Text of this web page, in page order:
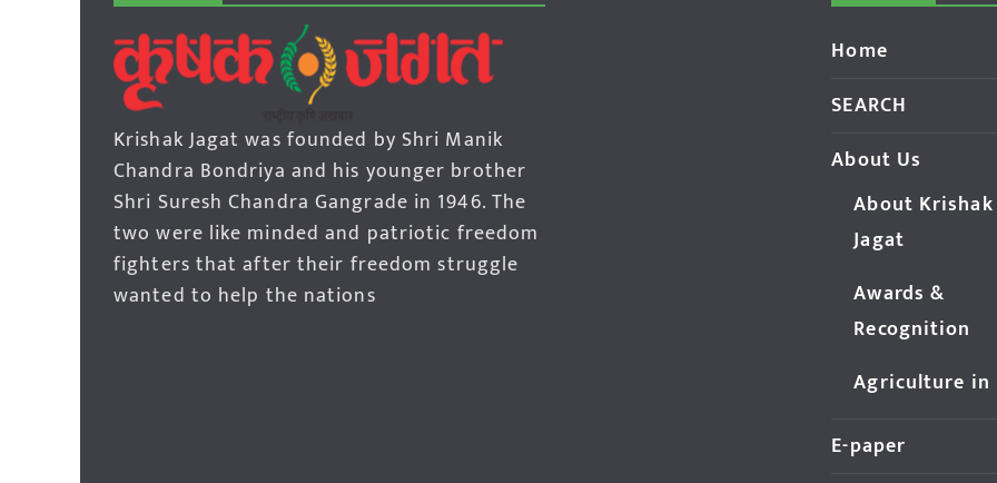
Krishak Jagat was founded by Shri Manik
Chandra Bondriya and his younger brother
Shri Suresh Chandra Gangrade in 1946. The
two were like minded and patriotic freedom
fighters that after their freedom struggle
wanted to help the nations
Home
SEARCH
About Us
About Krishak
Jagat
Awards &
Recognition
Agriculture in
E-paper